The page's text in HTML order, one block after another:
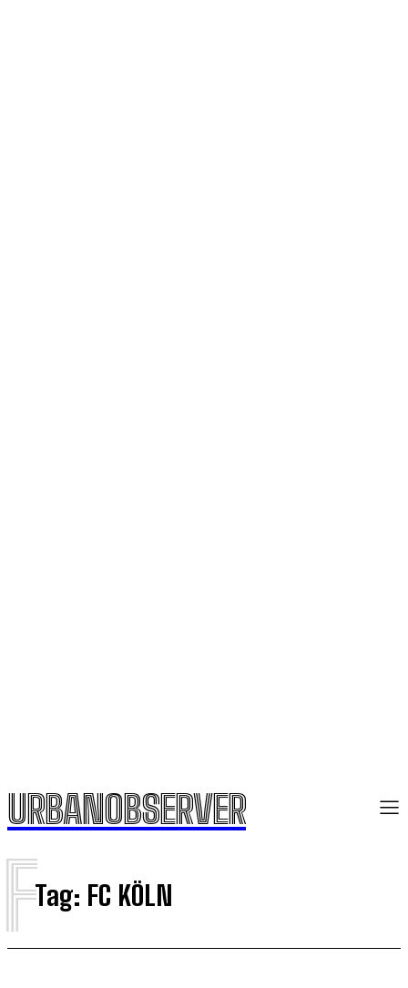
URBANOBSERVER
Tag: FC KÖLN
F